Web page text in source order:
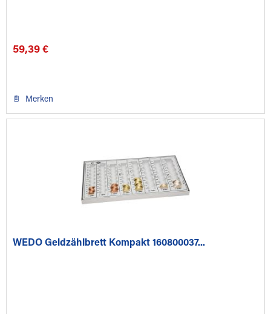
59,39 €
Merken
WEDO Geldzählbrett Kompakt 160800037...